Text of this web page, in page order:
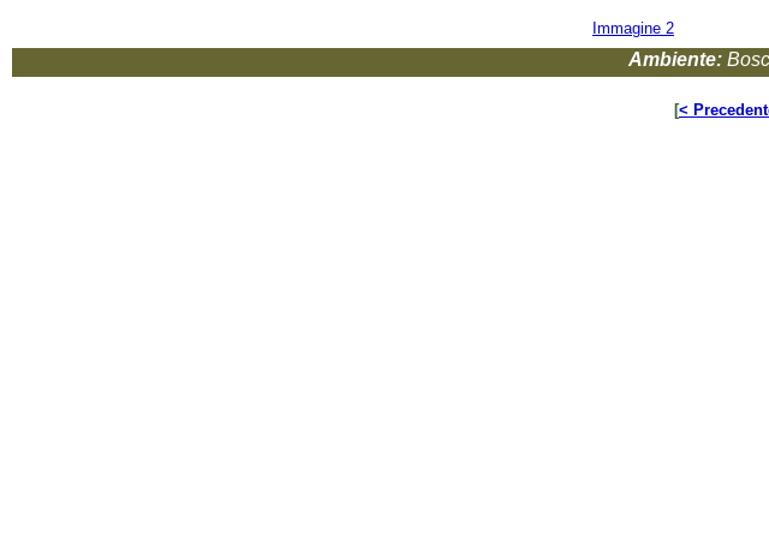
Immagine 2
Ambiente:
[<